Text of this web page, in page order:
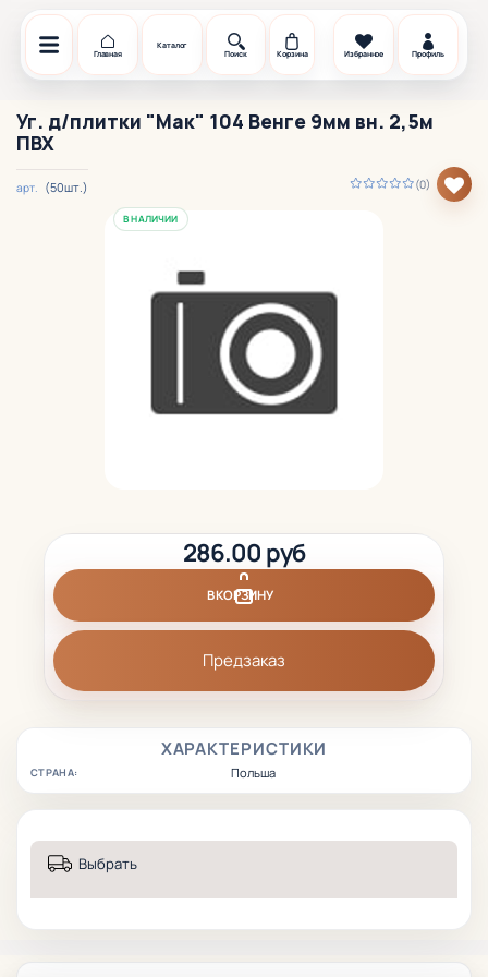
Главная
Каталог
Поиск
Корзина Избранное Профиль
Уг. д/плитки "Мак" 104 Венге 9мм вн. 2,5м
ПВХ
(0)
арт. (50шт.)
В НАЛИЧИИ
ХАРАКТЕРИСТИКИ
СТРАНА: Польша
286.00 руб
В КОРЗИНУ
Предзаказ
Выбрать